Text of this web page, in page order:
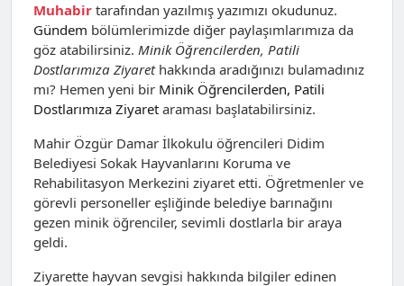
Muhabir tarafından yazılmış yazımızı okudunuz.
Gündem bölümlerimizde diğer paylaşımlarımıza da
göz atabilirsiniz. Minik Öğrencilerden, Patili
Dostlarımıza Ziyarethakkında aradığınızı bulamadınız
mı? Hemen yeni bir Minik Öğrencilerden, Patili
Dostlarımıza Ziyaret araması başlatabilirsiniz.
Mahir Özgür Damar İlkokulu öğrencileri Didim
Belediyesi Sokak Hayvanlarını Koruma ve
Rehabilitasyon Merkezini ziyaret etti. Öğretmenler ve
görevli personeller eşliğinde belediye barınağını
gezen minik öğrenciler, sevimli dostlarla bir araya
geldi.
Ziyarette hayvan sevgisi hakkında bilgiler edinen